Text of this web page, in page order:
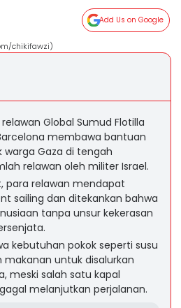
Add Us on Google
chikifawzi)
Global Sumud Flotilla
membawa bantuan
Gaza di tengah
relawan oleh militer Israel.
para relawan mendapat
sailing dan ditekankan bahwa
tanpa unsur kekerasan
kebutuhan pokok seperti susu
untuk disalurkan
meski salah satu kapal
melanjutkan perjalanan.